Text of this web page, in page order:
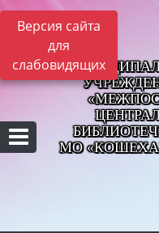
Версия сайта
для
слабовидящих
МО